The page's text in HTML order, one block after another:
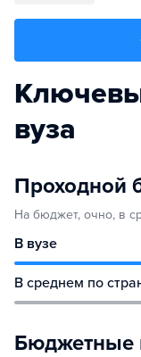
вуза
Проходной
На бюджет, очно, в
В вузе
В среднем по
Бюджетные